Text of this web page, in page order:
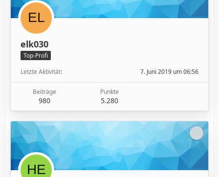
elk030
Top-Profi
Letzte Aktivität
7. Juni 2019 um 06:56
Beiträge
980
Punkte
5.280